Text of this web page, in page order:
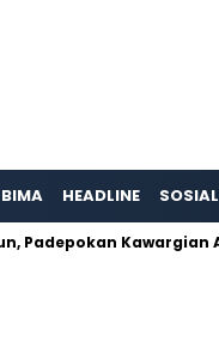
HEADLINE SOSIAL
Kawargian Abah